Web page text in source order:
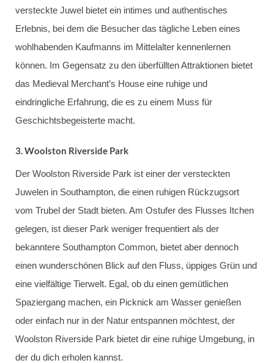
versteckte Juwel bietet ein intimes und authentisches
Erlebnis, bei dem die Besucher das tägliche Leben eines
wohlhabenden Kaufmanns im Mittelalter kennenlernen
können. Im Gegensatz zu den überfüllten Attraktionen bietet
das Medieval Merchant’s House eine ruhige und
eindringliche Erfahrung, die es zu einem Muss für
Geschichtsbegeisterte macht.
3.Woolston Riverside Park
Der Woolston Riverside Park ist einer der versteckten
Juwelen in Southampton, die einen ruhigen Rückzugsort
vom Trubel der Stadt bieten. Am Ostufer des Flusses Itchen
gelegen, ist dieser Park weniger frequentiert als der
bekanntere Southampton Common, bietet aber dennoch
einen wunderschönen Blick auf den Fluss, üppiges Grün und
eine vielfältige Tierwelt. Egal, ob du einen gemütlichen
Spaziergang machen, ein Picknick am Wasser genießen
oder einfach nur in der Natur entspannen möchtest, der
Woolston Riverside Park bietet dir eine ruhige Umgebung, in
der du dich erholen kannst.